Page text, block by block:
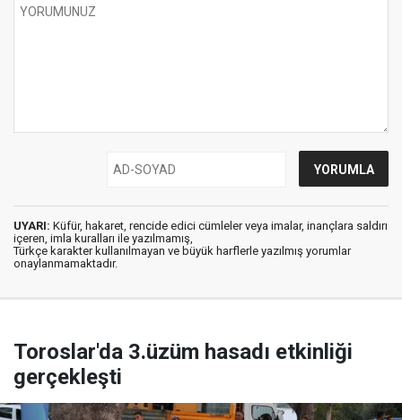
UYARI: Küfür, hakaret, rencide edici cümleler veya imalar, inançlara saldırı
içeren, imla kuralları ile yazılmamış,
Türkçe karakter kullanılmayan ve büyük harflerle yazılmış yorumlar
onaylanmamaktadır.
Toroslar'da 3.üzüm hasadı etkinliği
gerçekleşti